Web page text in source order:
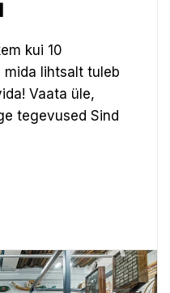
kui 10
lihtsalt tuleb
Vaata üle,
tegevused Sind